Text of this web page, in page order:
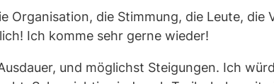
die Stimmung, die Leute, die
Ich komme sehr gerne wieder!
und möglichst Steigungen. Ich